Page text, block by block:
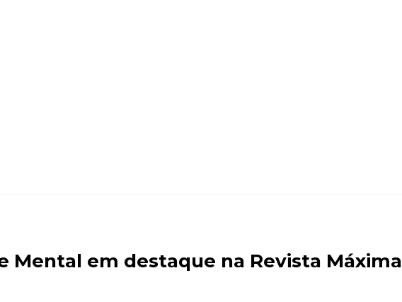
Mental em destaque na Revista Máxima